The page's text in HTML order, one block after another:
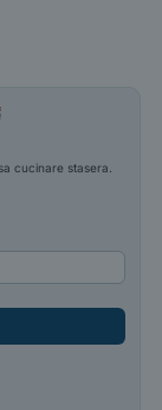
cucinare stasera.